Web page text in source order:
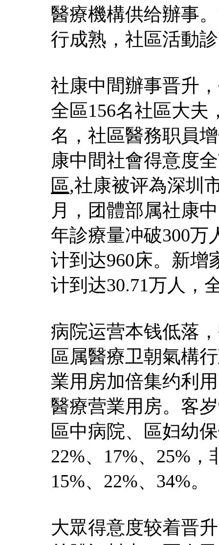
醫療機構供给辦事
行成熟，社區活動
社康中間辦事晋升
全區156名社區大夫
名，社區醫務职員
康中間社會得意度
區,社康被评為深圳
月，团體部属社康
年診療量冲破300万
计到达960床。新增
计到达30.71万人，
病院运营本钱低落
區属醫療卫朝氣構
業用房加倍集约利
醫療营業用房。客
區中病院、區妇幼
22%、17%、25%
15%、22%、34%。
大眾得意度较着晋